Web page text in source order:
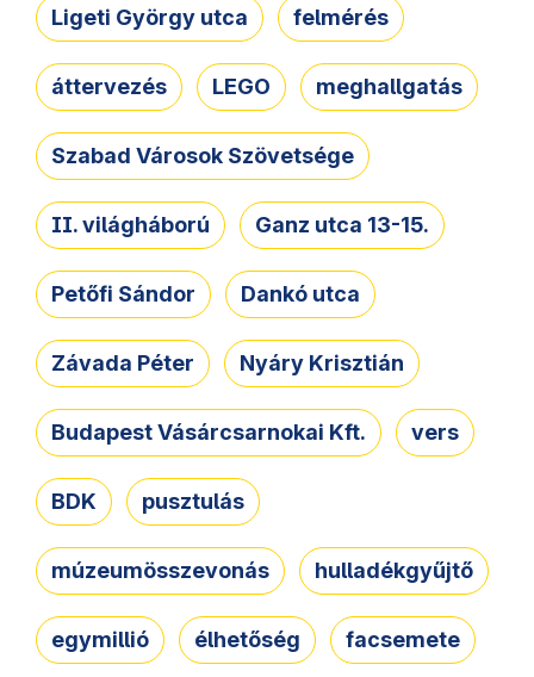
Ligeti György utca felmérés
áttervezés LEGO meghallgatás
Szabad Városok Szövetsége
II. világháború Ganz utca 13-15.
Petőfi Sándor Dankó utca
Závada Péter Nyáry Krisztián
Budapest Vásárcsarnokai Kft. vers
BDK pusztulás
múzeumösszevonás hulladékgyűjtő
egymillió élhetőség facsemete